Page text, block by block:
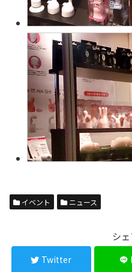
イベント ニュース
シ
Twitter